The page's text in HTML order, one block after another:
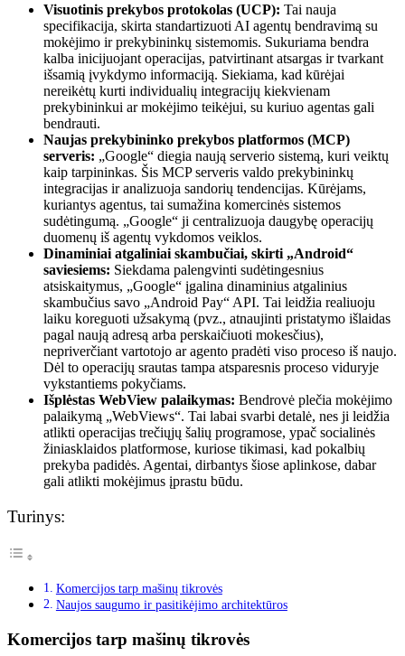
Visuotinis prekybos protokolas (UCP): Tai nauja
specifikacija, skirta standartizuoti AI agentų bendravimą su
mokėjimo ir prekybininkų sistemomis. Sukuriama bendra
kalba inicijuojant operacijas, patvirtinant atsargas ir tvarkant
išsamią įvykdymo informaciją. Siekiama, kad kūrėjai
nereikėtų kurti individualių integracijų kiekvienam
prekybininkui ar mokėjimo teikėjui, su kuriuo agentas gali
bendrauti.
Naujas prekybininko prekybos platformos (MCP)
serveris: „Google“ diegia naują serverio sistemą, kuri veiktų
kaip tarpininkas. Šis MCP serveris valdo prekybininkų
integracijas ir analizuoja sandorių tendencijas. Kūrėjams,
kuriantys agentus, tai sumažina komercinės sistemos
sudėtingumą. „Google“ ji centralizuoja daugybę operacijų
duomenų iš agentų vykdomos veiklos.
Dinaminiai atgaliniai skambučiai, skirti „Android“
saviesiems: Siekdama palengvinti sudėtingesnius
atsiskaitymus, „Google“ įgalina dinaminius atgalinius
skambučius savo „Android Pay“ API. Tai leidžia realiuoju
laiku koreguoti užsakymą (pvz., atnaujinti pristatymo išlaidas
pagal naują adresą arba perskaičiuoti mokesčius),
nepriverčiant vartotojo ar agento pradėti viso proceso iš naujo.
Dėl to operacijų srautas tampa atsparesnis proceso viduryje
vykstantiems pokyčiams.
Išplėstas WebView palaikymas: Bendrovė plečia mokėjimo
palaikymą „WebViews“. Tai labai svarbi detalė, nes ji leidžia
atlikti operacijas trečiųjų šalių programose, ypač socialinės
žiniasklaidos platformose, kuriose tikimasi, kad pokalbių
prekyba padidės. Agentai, dirbantys šiose aplinkose, dabar
gali atlikti mokėjimus įprastu būdu.
Turinys:
Komercijos tarp mašinų tikrovės
Naujos saugumo ir pasitikėjimo architektūros
Komercijos tarp mašinų tikrovės